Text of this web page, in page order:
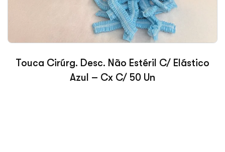
Touca Cirúrg. Desc. Não Estéril C/ Elástico
Azul – Cx C/ 50 Un